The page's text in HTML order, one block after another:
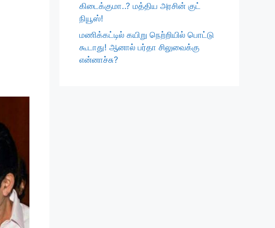
கிடைக்குமா..? மத்திய அரசின் குட்
நியூஸ்!
மணிக்கட்டில் கயிறு நெற்றியில் பொட்டு
கூடாது! ஆனால் பர்தா சிலுவைக்கு
என்னாச்சு?